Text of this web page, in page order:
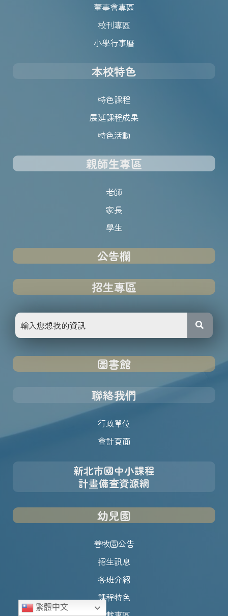
董事會專區
校刊專區
小學行事曆
本校特色
特色課程
展延課程成果
特色活動
親師生專區
老師
家長
學生
公告欄
招生專區
圖書館
聯絡我們
行政單位
會計頁面
新北市國中小課程
計畫備查資源網
幼兒園
善牧園公告
招生訊息
各班介紹
課程特色
繁體中文